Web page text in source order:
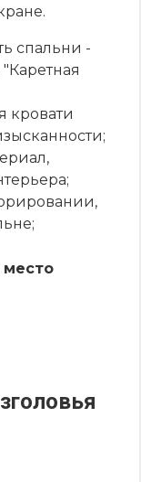
спальни -
кровати
место